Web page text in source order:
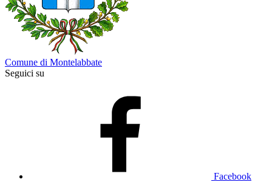
Comune di Montelabbate
Seguici su
Facebook